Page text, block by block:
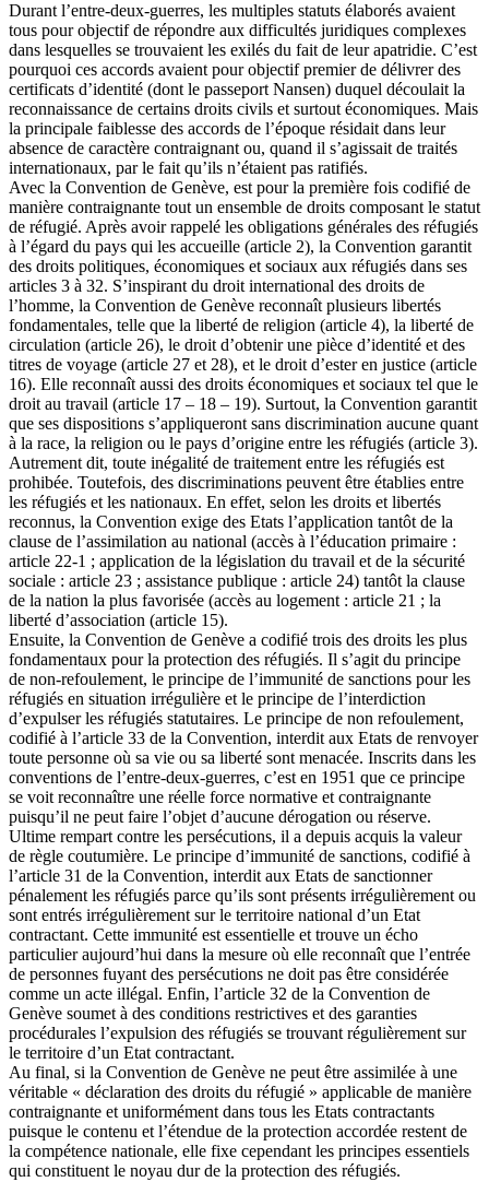
Durant l’entre-deux-guerres, les multiples statuts élaborés avaient
tous pour objectif de répondre aux difficultés juridiques complexes
dans lesquelles se trouvaient les exilés du fait de leur apatridie. C’est
pourquoi ces accords avaient pour objectif premier de délivrer des
certificats d’identité (dont le passeport Nansen) duquel découlait la
reconnaissance de certains droits civils et surtout économiques. Mais
la principale faiblesse des accords de l’époque résidait dans leur
absence de caractère contraignant ou, quand il s’agissait de traités
internationaux, par le fait qu’ils n’étaient pas ratifiés.
Avec la Convention de Genève, est pour la première fois codifié de
manière contraignante tout un ensemble de droits composant le statut
de réfugié. Après avoir rappelé les obligations générales des réfugiés
à l’égard du pays qui les accueille (article 2), la Convention garantit
des droits politiques, économiques et sociaux aux réfugiés dans ses
articles 3 à 32. S’inspirant du droit international des droits de
l’homme, la Convention de Genève reconnaît plusieurs libertés
fondamentales, telle que la liberté de religion (article 4), la liberté de
circulation (article 26), le droit d’obtenir une pièce d’identité et des
titres de voyage (article 27 et 28), et le droit d’ester en justice (article
16). Elle reconnaît aussi des droits économiques et sociaux tel que le
droit au travail (article 17 – 18 – 19). Surtout, la Convention garantit
que ses dispositions s’appliqueront sans discrimination aucune quant
à la race, la religion ou le pays d’origine entre les réfugiés (article 3).
Autrement dit, toute inégalité de traitement entre les réfugiés est
prohibée. Toutefois, des discriminations peuvent être établies entre
les réfugiés et les nationaux. En effet, selon les droits et libertés
reconnus, la Convention exige des Etats l’application tantôt de la
clause de l’assimilation au national (accès à l’éducation primaire :
article 22-1 ; application de la législation du travail et de la sécurité
sociale : article 23 ; assistance publique : article 24) tantôt la clause
de la nation la plus favorisée (accès au logement : article 21 ; la
liberté d’association (article 15).
Ensuite, la Convention de Genève a codifié trois des droits les plus
fondamentaux pour la protection des réfugiés. Il s’agit du principe
de non-refoulement, le principe de l’immunité de sanctions pour les
réfugiés en situation irrégulière et le principe de l’interdiction
d’expulser les réfugiés statutaires. Le principe de non refoulement,
codifié à l’article 33 de la Convention, interdit aux Etats de renvoyer
toute personne où sa vie ou sa liberté sont menacée. Inscrits dans les
conventions de l’entre-deux-guerres, c’est en 1951 que ce principe
se voit reconnaître une réelle force normative et contraignante
puisqu’il ne peut faire l’objet d’aucune dérogation ou réserve.
Ultime rempart contre les persécutions, il a depuis acquis la valeur
de règle coutumière. Le principe d’immunité de sanctions, codifié à
l’article 31 de la Convention, interdit aux Etats de sanctionner
pénalement les réfugiés parce qu’ils sont présents irrégulièrement ou
sont entrés irrégulièrement sur le territoire national d’un Etat
contractant. Cette immunité est essentielle et trouve un écho
particulier aujourd’hui dans la mesure où elle reconnaît que l’entrée
de personnes fuyant des persécutions ne doit pas être considérée
comme un acte illégal. Enfin, l’article 32 de la Convention de
Genève soumet à des conditions restrictives et des garanties
procédurales l’expulsion des réfugiés se trouvant régulièrement sur
le territoire d’un Etat contractant.
Au final, si la Convention de Genève ne peut être assimilée à une
véritable « déclaration des droits du réfugié » applicable de manière
contraignante et uniformément dans tous les Etats contractants
puisque le contenu et l’étendue de la protection accordée restent de
la compétence nationale, elle fixe cependant les principes essentiels
qui constituent le noyau dur de la protection des réfugiés.